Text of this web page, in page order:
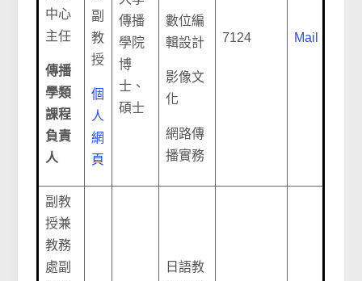
中心
主任
傳播
學類
課程
負責
人
副
教
授
個
人
網
頁
傳播
學院
博
士、
碩士
數位編
輯設計
影像文
化
網路傳
播實務
7124 Mail
副教
授兼
教務
處副
日語教